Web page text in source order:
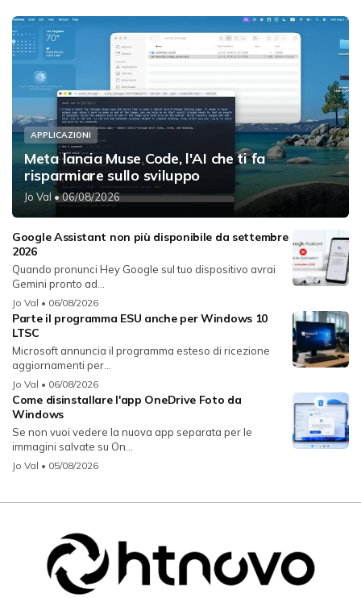
APPLICAZIONI
Meta lancia Muse Code, l'AI che ti fa
risparmiare sullo sviluppo
Jo Val • 06/08/2026
Google Assistant non più disponibile da settembre
2026
Quando pronunci Hey Google sul tuo dispositivo avrai
Gemini pronto ad...
Jo Val • 06/08/2026
Parte il programma ESU anche per Windows 10
LTSC
Microsoft annuncia il programma esteso di ricezione
aggiornamenti per...
Jo Val • 06/08/2026
Come disinstallare l'app OneDrive Foto da
Windows
Se non vuoi vedere la nuova app separata per le
immagini salvate su On...
Jo Val • 05/08/2026